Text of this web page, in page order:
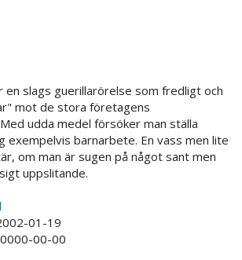
en slags guerillarörelse som fredligt och
mot de stora företagens
udda medel försöker man ställa
exempelvis barnarbete. En vass men lite
om man är sugen på något sant men
uppslitande.
01-19
00-00